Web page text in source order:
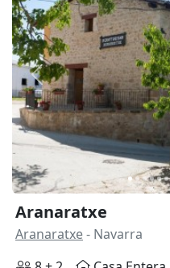
Anterior
Aranaratxe
Aranaratxe- Navarra